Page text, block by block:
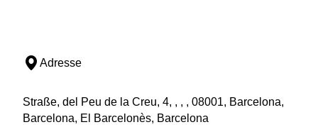
Adresse
Straße, del Peu de la Creu, 4, , , , 08001, Barcelona,
Barcelona, El Barcelonès, Barcelona